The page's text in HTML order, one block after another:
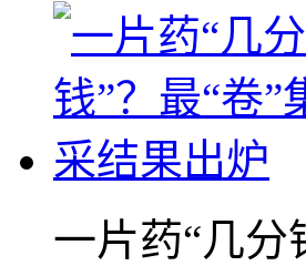
一片药“几分